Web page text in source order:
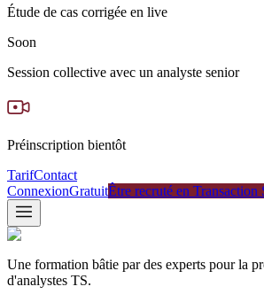
Étude de cas corrigée en live
Soon
Session collective avec un analyste senior
Préinscription bientôt
TarifContact
ConnexionGratuitÊtre recruté en Transaction
Une formation bâtie par des experts pour la
d'analystes TS.